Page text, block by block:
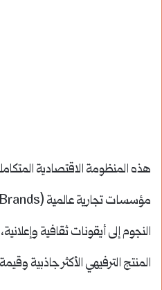
هذه المنظومة الاقتصادية
النجوم إلى أيقونات ثقافية
المنتج الترفيهي الأكثر جاذبية